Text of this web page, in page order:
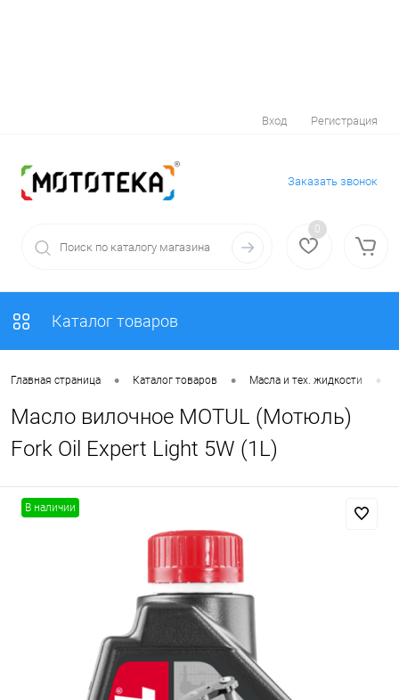
Вход Регистрация
Заказать звонок
0
Каталог товаров
Главная страница • Каталог товаров • Масла и тех. жидкости •
Масло вилочное MOTUL (Мотюль)
Fork Oil Expert Light 5W (1L)
В наличии